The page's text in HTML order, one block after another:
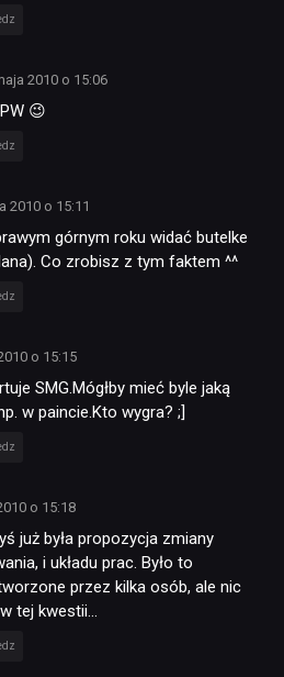
2010 o 15:06
😉
2010 o 15:11
górnym roku widać butelke
Co zrobisz z tym faktem ^^
o 15:15
SMG.Mógłby mieć byle jaką
w paincie.Kto wygra? ;]
o 15:18
już była propozycja zmiany
i układu prac. Było to
przez kilka osób, ale nic
tej kwestii…